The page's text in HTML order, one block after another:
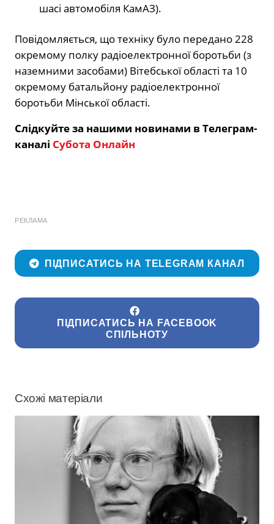
шасі автомобіля КамАЗ).
Повідомляється, що техніку було передано 228
окремому полку радіоелектронної боротьби (з
наземними засобами) Вітебської області та 10
окремому батальйону радіоелектронної
боротьби Мінської області.
Слідкуйте за нашими новинами в Телеграм-
каналі Субота Онлайн
РЕКЛАМА
ПІДПИСАТИСЬ НА TELEGRAM КАНАЛ
ПІДПИСАТИСЬ НА FACEBOOK
СПІЛЬНОТУ
Схожі матеріали